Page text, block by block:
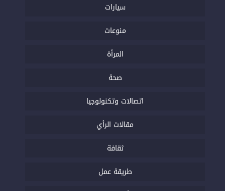
سيارات
منوعات
المرأة
صحة
اتصالات وتكنولوجيا
مقالات الرأي
ثقافة
طريقة عمل